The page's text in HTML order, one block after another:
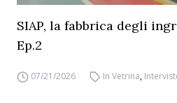
SIAP, la fabbrica degli
Ep.2
07/21/2026 In Vetrina,